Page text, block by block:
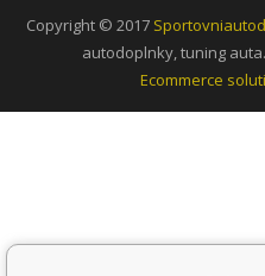
Copyright © 2017
autodoplnky, tuning
Ecommerce